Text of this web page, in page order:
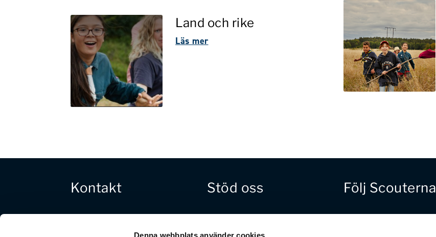
Denna webbplats använder cookies
Land och rike
Läs mer
Kontakt
Tel: 08-568 432 00
Stöd oss
Ge en gåva direkt
Följ Scouterna
Facebook